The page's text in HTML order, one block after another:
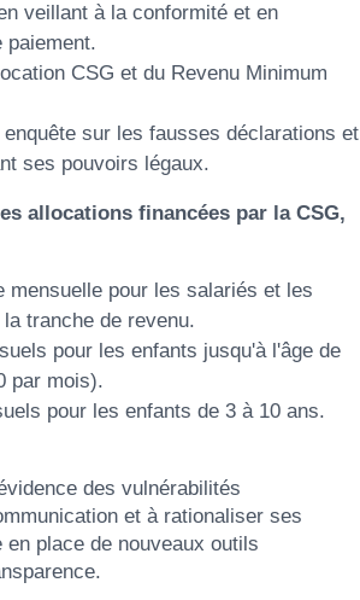
veillant à la conformité et en
paiement.
CSG et du Revenu Minimum
sur les fausses déclarations et
ses pouvoirs légaux.
allocations financées par la CSG,
mensuelle pour les salariés et les
tranche de revenu.
pour les enfants jusqu'à l'âge de
par mois).
pour les enfants de 3 à 10 ans.
des vulnérabilités
et à rationaliser ses
place de nouveaux outils